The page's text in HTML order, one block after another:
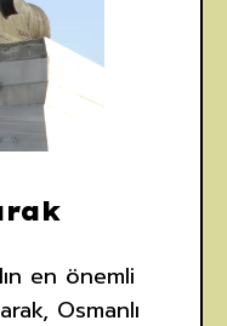
en önemli
Osmanlı